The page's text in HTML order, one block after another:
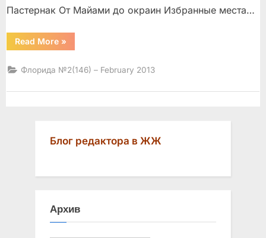
Пастернак От Майами до окраин Избранные места…
Read More“”
»
Флорида №2(146) – February 2013
Блог редактора в ЖЖ
Архив